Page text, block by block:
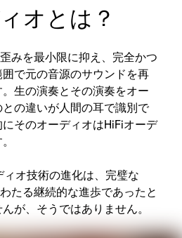
オとは？
みを最小限に抑え、完全かつ
で元の音源のサウンドを再
生の演奏とその演奏をオー
の違いが人間の耳で識別で
そのオーディオはHiFiオーデ
オ技術の進化は、完璧な
たる継続的な進歩であったと
が、そうではありません。